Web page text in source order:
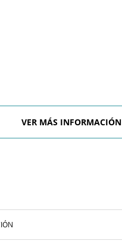
VER MÁS INFORMACIÓN